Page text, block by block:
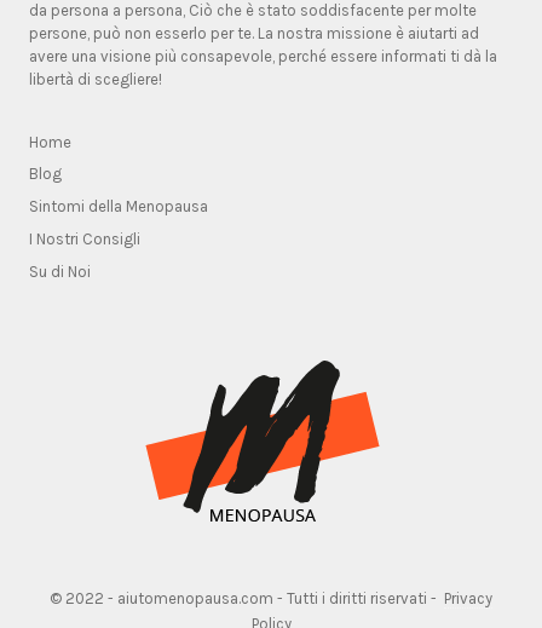
da persona a persona, Ciò che è stato soddisfacente per molte
persone, può non esserlo per te. La nostra missione è aiutarti ad
avere una visione più consapevole, perché essere informati ti dà la
libertà di scegliere!
Home
Blog
Sintomi della Menopausa
I Nostri Consigli
Su di Noi
© 2022 - aiutomenopausa.com - Tutti i diritti riservati - Privacy
Policy